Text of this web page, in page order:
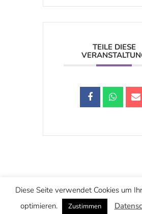
TEILE DIESE
Schwarzstraße 25, 5020
+43 662 874445
Diese Seite verwendet Cookies um
optimieren.
Zustimmen